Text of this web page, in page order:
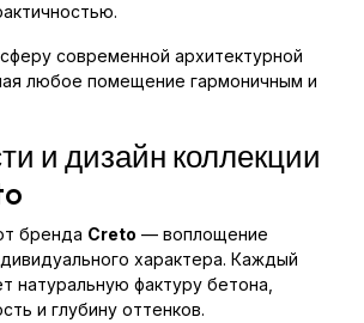
современной архитектурной
любое помещение гармоничным и
и дизайн коллекции
бренда Creto — воплощение
характера. Каждый
натуральную фактуру бетона,
и глубину оттенков.